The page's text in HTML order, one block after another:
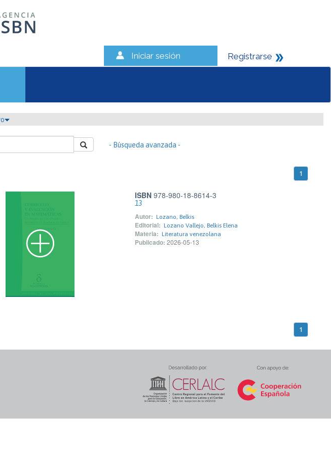
Iniciar sesión Registrarse
- Búsqueda avanzada -
1
ISBN 978-980-18-8614-3
13
Autor: Lozano, Belkis
Editorial: Lozano Vallejo, Belkis Elena
Materia: Literatura venezolana
Publicado: 2026-05-13
1